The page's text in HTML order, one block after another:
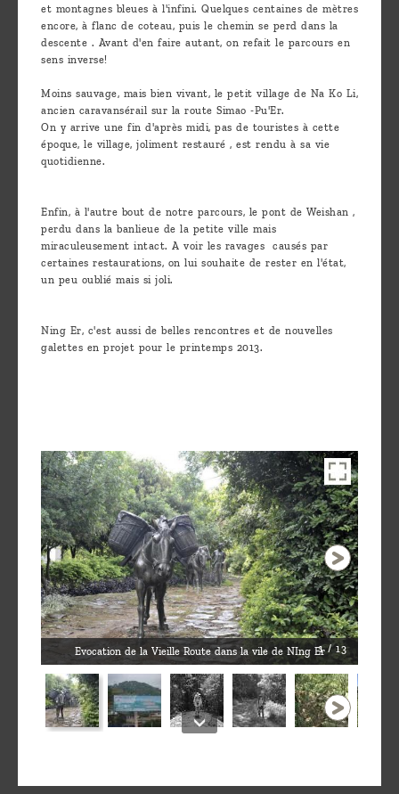
et montagnes bleues à l'infini. Quelques centaines de mètres
encore, à flanc de coteau, puis le chemin se perd dans la
descente . Avant d'en faire autant, on refait le parcours en
sens inverse!
Moins sauvage, mais bien vivant, le petit village de Na Ko Li,
ancien caravansérail sur la route Simao -Pu'Er.
On y arrive une fin d'après midi, pas de touristes à cette
époque, le village, joliment restauré , est rendu à sa vie
quotidienne.
Enfin, à l'autre bout de notre parcours, le pont de Weishan ,
perdu dans la banlieue de la petite ville mais
miraculeusement intact. A voir les ravages causés par
certaines restaurations, on lui souhaite de rester en l'état,
un peu oublié mais si joli.
Ning Er, c'est aussi de belles rencontres et de nouvelles
galettes en projet pour le printemps 2013.
Evocation de la Vieille Route dans la vile de NIng Er1 / 13